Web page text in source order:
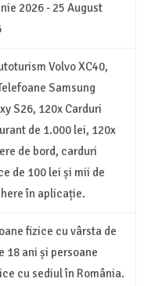
2026 - 25 August
Volvo XC40,
Samsung
S26, 120x Carduri
de 1.000 lei, 120x
de bord, carduri
de 100 lei și mii de
în aplicație.
fizice cu vârsta de
18 ani și persoane
cu sediul în România.